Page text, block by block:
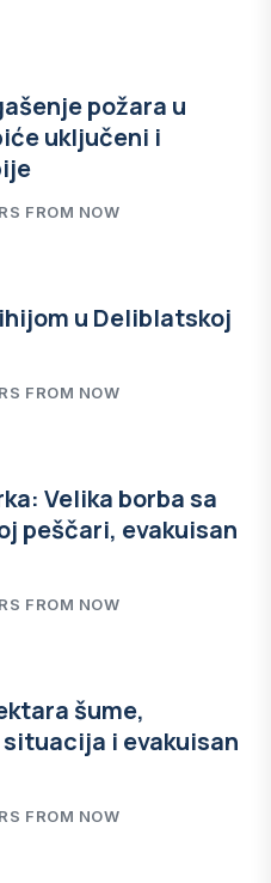
požara u
uključeni i
FROM NOW
u Deliblatskoj
FROM NOW
Velika borba sa
peščari, evakuisan
FROM NOW
šume,
i evakuisan
FROM NOW